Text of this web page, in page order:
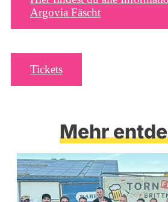
Argovia Fäscht
Tickets
Mehr